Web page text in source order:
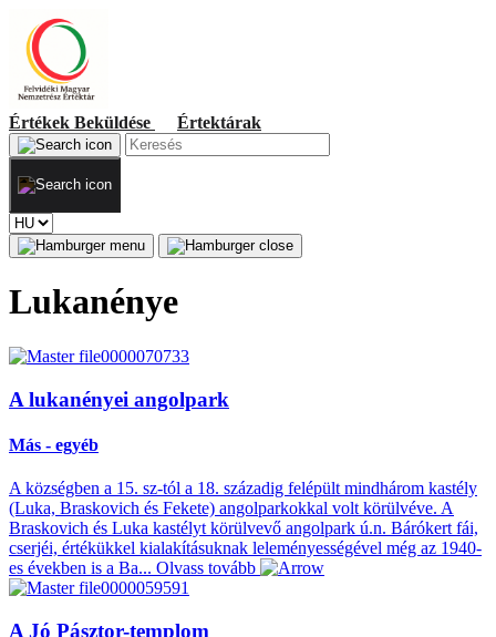
Értékek Beküldése Értektárak
Lukanénye
A lukanényei angolpark
Más - egyéb
A községben a 15. sz-tól a 18. századig felépült mindhárom kastély
(Luka, Braskovich és Fekete) angolparkokkal volt körülvéve. A
Braskovich és Luka kastélyt körülvevő angolpark ú.n. Bárókert fái,
cserjéi, értékükkel kialakításuknak leleményességével még az 1940-
es években is a Ba... Olvass tovább
A Jó Pásztor-templom